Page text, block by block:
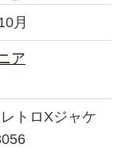
月
ア
トロXジャケ